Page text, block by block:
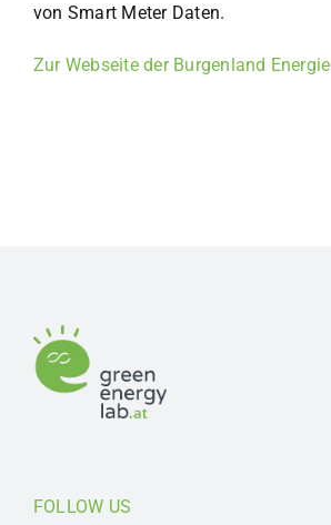
von Smart Meter Daten.
Zur Webseite der Burgenland Energie
FOLLOW US